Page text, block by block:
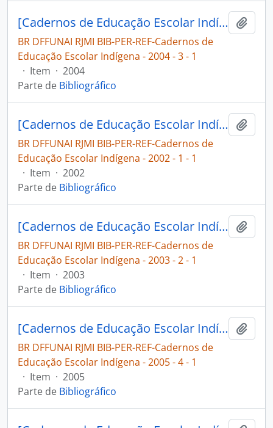
[Cadernos de Educação Escolar Indígena: 3º grau indígena]
BR DFFUNAI RJMI BIB-PER-REF-Cadernos de
Educação Escolar Indígena - 2004 - 3 - 1
· Item · 2004
Parte de Bibliográfico
[Cadernos de Educação Escolar Indígena: 3º grau indígena]
BR DFFUNAI RJMI BIB-PER-REF-Cadernos de
Educação Escolar Indígena - 2002 - 1 - 1
· Item · 2002
Parte de Bibliográfico
[Cadernos de Educação Escolar Indígena: 3º grau indígena]
BR DFFUNAI RJMI BIB-PER-REF-Cadernos de
Educação Escolar Indígena - 2003 - 2 - 1
· Item · 2003
Parte de Bibliográfico
[Cadernos de Educação Escolar Indígena: 3º grau indígena]
BR DFFUNAI RJMI BIB-PER-REF-Cadernos de
Educação Escolar Indígena - 2005 - 4 - 1
· Item · 2005
Parte de Bibliográfico